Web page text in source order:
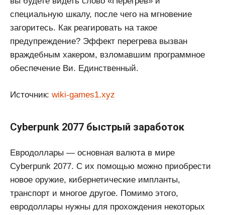
специальную шкалу, после чего на мгновение
загоритесь. Как реагировать на такое
предупреждение? Эффект перегрева вызван
враждебным хакером, взломавшим программное
обеспечение Ви. Единственный.
Источник: wiki-games1.xyz
Cyberpunk 2077 быстрый заработок
Евродоллары — основная валюта в мире
Cyberpunk 2077. С их помощью можно приобрести
новое оружие, кибернетические импланты,
транспорт и многое другое. Помимо этого,
евродоллары нужны для прохождения некоторых